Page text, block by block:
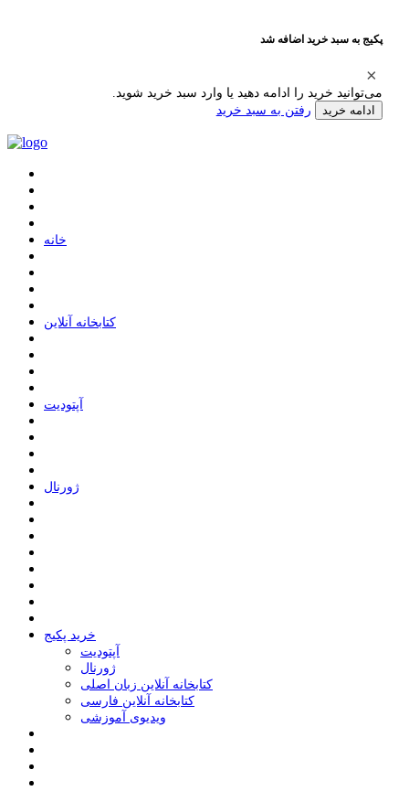
پکیج به سبد خرید اضافه شد
می‌توانید خرید را ادامه دهید یا وارد سبد خرید شوید.
ادامه خرید رفتن به سبد خرید
ﺧﺎﻧﻪ
ﮐﺘﺎﺑﺨﺎﻧﻪ ﺁﻧﻼﯾﻦ
ﺁﭘﺘﻮﺩﯾﺖ
ﮊﻭﺭﻧﺎﻝ
خرید پکیج
ﺁﭘﺘﻮﺩﯾﺖ
ﮊﻭﺭﻧﺎﻝ
کتابخانه آنلاین زبان اصلی
کتابخانه آنلاین فارسی
ویدیوی آموزشی